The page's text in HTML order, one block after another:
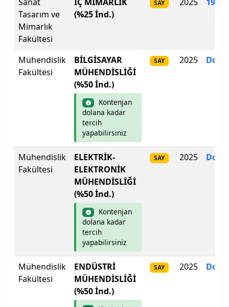
Bursa Uludağ Üniversitesi
Çağ Üniversitesi
Çanakkale Onsekiz Mart Üniversitesi
Çankaya Üniversitesi
Çankırı Karatekin Üniversitesi
Çukurova Üniversitesi
Demiroğlu Bilim Üniversitesi
Dicle Üniversitesi
Doğu Akdeniz Üniversitesi
Doğuş Üniversitesi
Dokuz Eylül Üniversitesi
Düzce Üniversitesi
Tasarım ve
Mimarlık
Fakültesi
(%25 İnd.)
SAY
Mühendislik
Fakültesi
BİLGİSAYAR
MÜHENDİSLİĞİ
(%50 İnd.)
Kontenjan
dolana kadar
tercih
yapabilirsiniz
SAY 2025
Mühendislik
Fakültesi
ELEKTRİK-
ELEKTRONİK
MÜHENDİSLİĞİ
(%50 İnd.)
Kontenjan
dolana kadar
tercih
yapabilirsiniz
SAY 2025
Mühendislik
Fakültesi
ENDÜSTRİ
MÜHENDİSLİĞİ
(%50 İnd.)
SAY 2025